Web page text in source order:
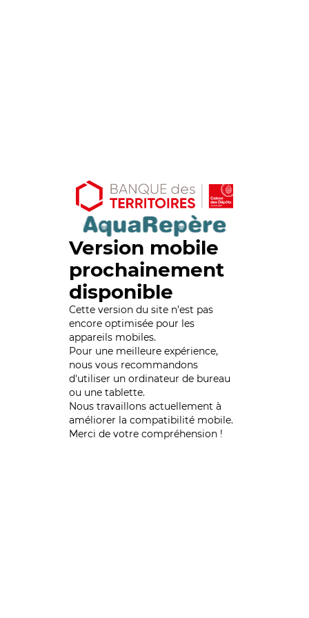
Version mobile
prochainement
disponible
Cette version du site n’est pas
encore optimisée pour les
appareils mobiles.
Pour une meilleure expérience,
nous vous recommandons
d'utiliser un ordinateur de bureau
ou une tablette.
Nous travaillons actuellement à
améliorer la compatibilité mobile.
Merci de votre compréhension !